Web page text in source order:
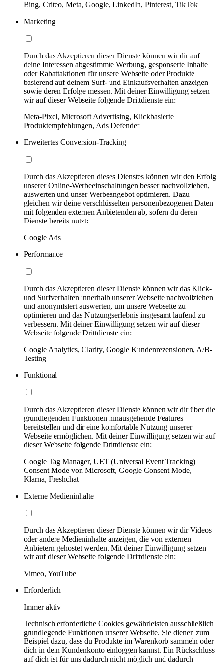
Bing, Criteo, Meta, Google, LinkedIn, Pinterest, TikTok
Marketing
Durch das Akzeptieren dieser Dienste können wir dir auf
deine Interessen abgestimmte Werbung, gesponserte Inhalte
oder Rabattaktionen für unsere Webseite oder Produkte
basierend auf deinem Surf- und Einkaufsverhalten anzeigen
sowie deren Erfolge messen. Mit deiner Einwilligung setzen
wir auf dieser Webseite folgende Drittdienste ein:
Meta-Pixel, Microsoft Advertising, Klickbasierte
Produktempfehlungen, Ads Defender
Erweitertes Conversion-Tracking
Durch das Akzeptieren dieses Dienstes können wir den Erfolg
unserer Online-Werbeeinschaltungen besser nachvollziehen,
auswerten und unser Werbeangebot optimieren. Dazu
gleichen wir deine verschlüsselten personenbezogenen Daten
mit folgenden externen Anbietenden ab, sofern du deren
Dienste bereits nutzt:
Google Ads
Performance
Durch das Akzeptieren dieser Dienste können wir das Klick-
und Surfverhalten innerhalb unserer Webseite nachvollziehen
und anonymisiert auswerten, um unsere Webseite zu
optimieren und das Nutzungserlebnis insgesamt laufend zu
verbessern. Mit deiner Einwilligung setzen wir auf dieser
Webseite folgende Drittdienste ein:
Google Analytics, Clarity, Google Kundenrezensionen, A/B-
Testing
Funktional
Durch das Akzeptieren dieser Dienste können wir dir über die
grundlegenden Funktionen hinausgehende Features
bereitstellen und dir eine komfortable Nutzung unserer
Webseite ermöglichen. Mit deiner Einwilligung setzen wir auf
dieser Webseite folgende Drittdienste ein:
Google Tag Manager, UET (Universal Event Tracking)
Consent Mode von Microsoft, Google Consent Mode,
Klarna, Freshchat
Externe Medieninhalte
Durch das Akzeptieren dieser Dienste können wir dir Videos
oder andere Medieninhalte anzeigen, die von externen
Anbietern gehostet werden. Mit deiner Einwilligung setzen
wir auf dieser Webseite folgende Drittdienste ein:
Vimeo, YouTube
Erforderlich
Immer aktiv
Technisch erforderliche Cookies gewährleisten ausschließlich
grundlegende Funktionen unserer Webseite. Sie dienen zum
Beispiel dazu, dass du Produkte im Warenkorb sammeln oder
dich in dein Kundenkonto einloggen kannst. Ein Rückschluss
auf dich ist für uns dadurch nicht möglich und dadurch